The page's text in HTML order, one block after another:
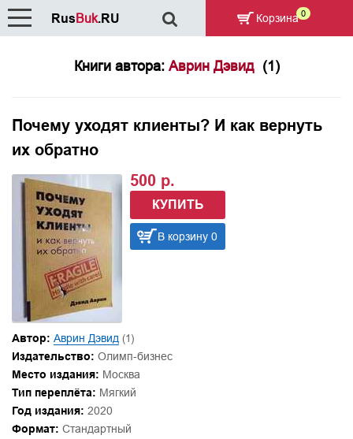
Книги автора: Аврин Дэвид (1)
Почему уходят клиенты? И как вернуть
их обратно
500 р.
КУПИТЬ
В корзину 0
Автор: Аврин Дэвид (1)
Издательство: Олимп-бизнес
Место издания: Москва
Тип переплёта: Мягкий
Год издания: 2020
Формат: Стандартный
RusBuk.RU Корзина 0